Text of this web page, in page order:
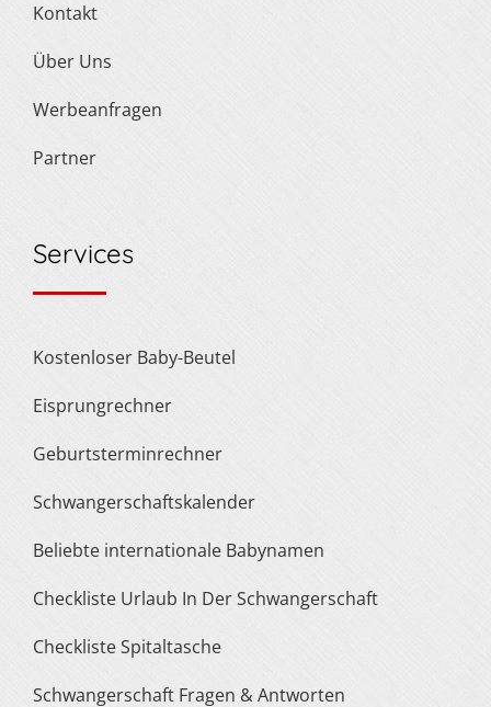
Kontakt
Über Uns
Werbeanfragen
Partner
Services
Kostenloser Baby-Beutel
Eisprungrechner
Geburtsterminrechner
Schwangerschaftskalender
Beliebte internationale Babynamen
Checkliste Urlaub In Der Schwangerschaft
Checkliste Spitaltasche
Schwangerschaft Fragen & Antworten